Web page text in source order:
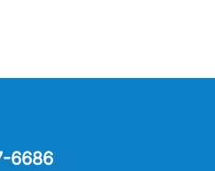
6686